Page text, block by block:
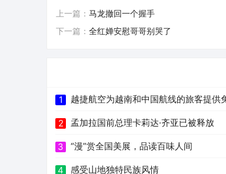
上一篇： 马龙撤回一个握手
下一篇： 全红婵安慰哥哥别哭了
1 越捷航空为越南和中国航线的旅客提供
2 孟加拉国前总理卡莉达·齐亚已被释放
3 “漫”赏全国美展，品读百味人间
4 感受山地独特民族风情